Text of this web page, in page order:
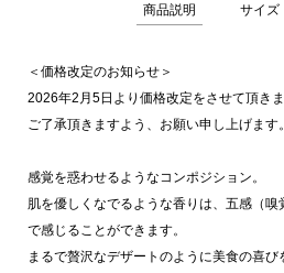
商品説明 サイズ
＜価格改定のお知らせ＞
2026年2月5日より価格改定をさせて頂きま
ご了承頂きますよう、お願い申し上げます。
感覚を惑わせるようなコンポジション。
肌を優しくなでるような香りは、五感（嗅
で感じることができます。
まるで贅沢なデザートのように美食の喜